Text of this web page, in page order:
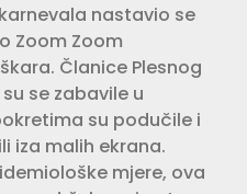
nastavio se
Zoom Zoom
Članice Plesnog
se zabavile u
su podučile i
iza malih ekrana.
mjere, ova